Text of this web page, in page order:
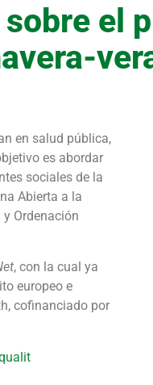
el
en salud pública,
es abordar
sociales de la
Abierta a la
Ordenación
, con la cual ya
europeo e
cofinanciado por